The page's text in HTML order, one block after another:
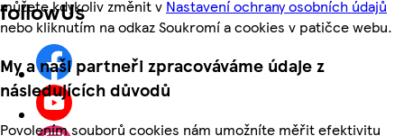
můžete kdykoliv změnit v Nastavení ochrany osobních údajů
nebo kliknutím na odkaz Soukromí a cookies v patičce webu.
My a naši partneři zpracováváme údaje z
následujících důvodů
Povolením souborů cookies nám umožníte měřit efektivitu
followUs